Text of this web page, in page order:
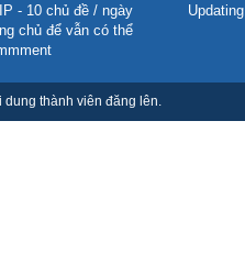
- 10 chủ đề / ngày
chủ để vẫn có thể
dung thành viên đăng lên.